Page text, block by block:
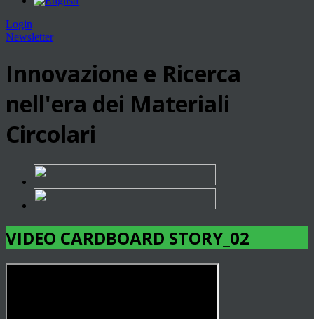
Login
Newsletter
Innovazione e Ricerca
nell'era dei Materiali
Circolari
VIDEO CARDBOARD STORY_02